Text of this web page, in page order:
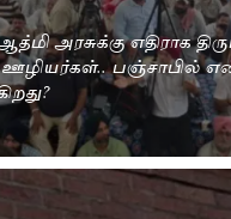
அரசுக்கு எதிராக
ஊழியர்கள்.. பஞ்சாபில்